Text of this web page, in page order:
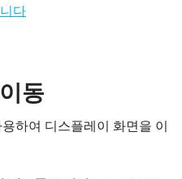
다
동
하여 디스플레이 화면을 이